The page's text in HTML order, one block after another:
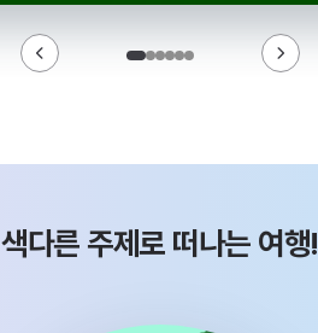
색다른 주제로 떠나는 여행!